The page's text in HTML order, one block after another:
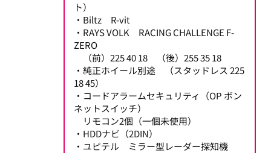
ト）
・Biltz R-vit
・RAYS VOLK RACING CHALLENGE F-
ZERO
（前）225 40 18 （後）255 35 18
・純正ホイール別途 （スタッドレス 225
18 45）
・コードアラームセキュリティ（OP ボン
ネットスイッチ）
リモコン2個（一個未使用）
・HDDナビ（2DIN）
・ユピテル ミラー型レーダー探知機